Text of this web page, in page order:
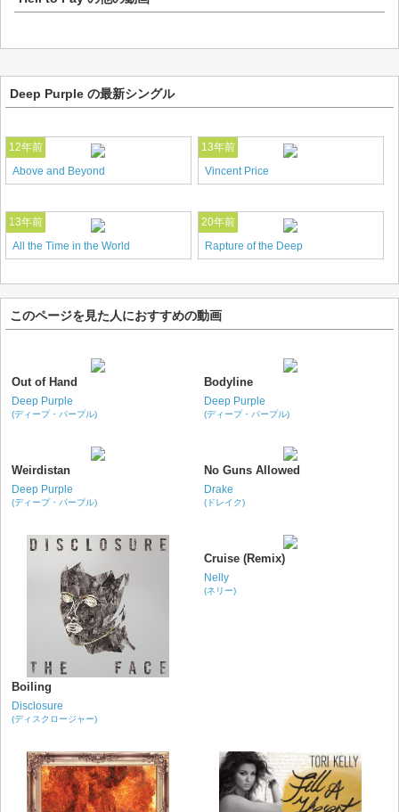
Deep Purple の最新シングル
12年前
Above and Beyond
13年前
Vincent Price
13年前
All the Time in the World
20年前
Rapture of the Deep
このページを見た人におすすめの動画
Out of Hand
Deep Purple
(ディープ・パープル)
Bodyline
Deep Purple
(ディープ・パープル)
Weirdistan
Deep Purple
(ディープ・パープル)
No Guns Allowed
Drake
(ドレイク)
Boiling
Disclosure
(ディスクロージャー)
Cruise (Remix)
Nelly
(ネリー)